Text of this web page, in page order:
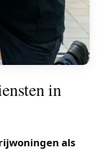
in
als